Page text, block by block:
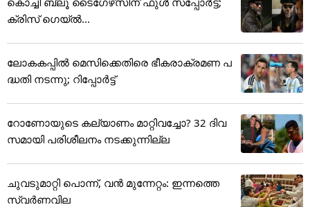
ക്രിസ് ഗെയ്ല്‍...
ലോകകപ്പിൽ മെസിക്കെതിരെ ഭീകരാക്രമണ പ
ദ്ധതി നടന്നു; റിപ്പോർട്ട്
റോണോയുടെ കല്യാണം മാറ്റിവച്ചോ? 32 ദിവ
സമായി പരിശീലനം നടക്കുന്നില്ല
ചുവടുമാറ്റി പൊന്ന്, വന്‍ മുന്നേറ്റം: ഇന്നത്തെ
സ്വര്‍ണവില